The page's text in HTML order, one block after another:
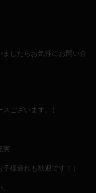
ましたらお気軽にお問い合
ございます。）
実
様連れも歓迎です！）